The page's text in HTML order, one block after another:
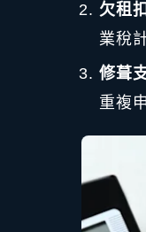
欠租
業稅
修葺
重複